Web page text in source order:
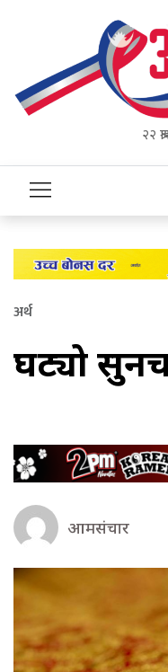
२२
अर्थ
घट्यो
आमसंचार